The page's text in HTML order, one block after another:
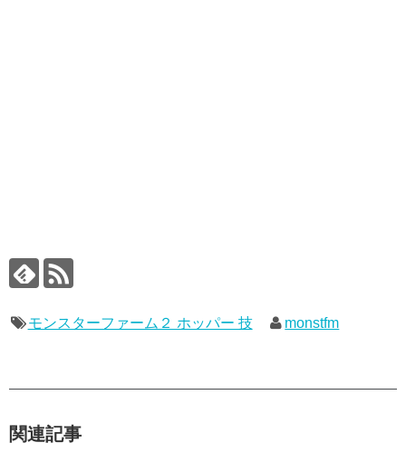
モンスターファーム２ ホッパー 技 monstfm
関連記事